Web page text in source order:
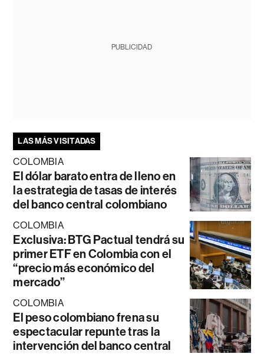
PUBLICIDAD
LAS MÁS VISITADAS
COLOMBIA
El dólar barato entra de lleno en
la estrategia de tasas de interés
del banco central colombiano
COLOMBIA
Exclusiva: BTG Pactual tendrá su
primer ETF en Colombia con el
“precio más económico del
mercado”
COLOMBIA
El peso colombiano frena su
espectacular repunte tras la
intervención del banco central